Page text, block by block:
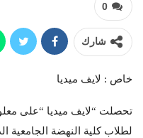
0
شارك
خاص : لايف ميديا
تحصلت “لايف ميديا “على
لطلاب كلية النهضة الجامعية